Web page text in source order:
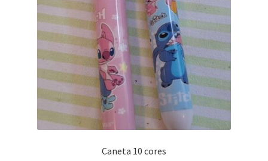
Caneta 10 cores